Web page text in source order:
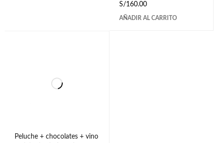
S/160.00
AÑADIR AL CARRITO
Peluche + chocolates + vino